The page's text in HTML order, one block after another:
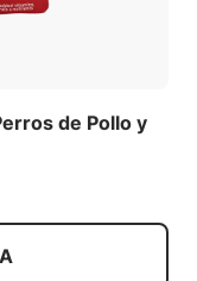
de Pollo y